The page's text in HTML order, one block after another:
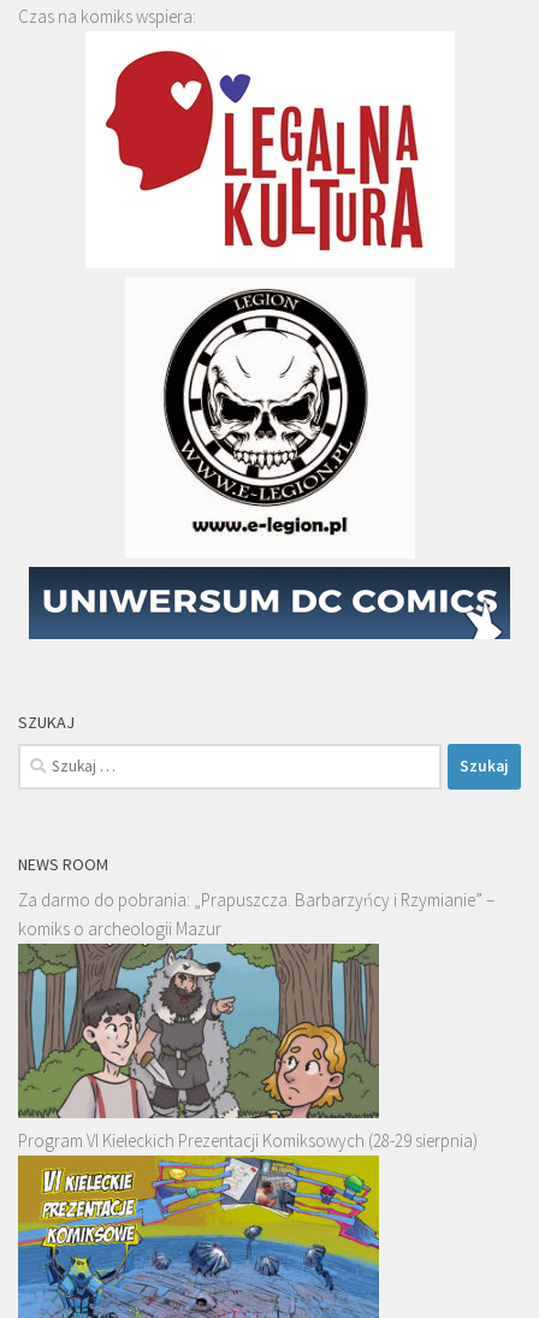
Czas na komiks wspiera:
SZUKAJ
Szukaj:
NEWS ROOM
Za darmo do pobrania: „Prapuszcza. Barbarzyńcy i Rzymianie” –
komiks o archeologii Mazur
Program VI Kieleckich Prezentacji Komiksowych (28-29 sierpnia)